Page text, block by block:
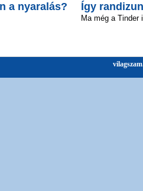
a nyaralás? Így
Ma még a Tinder